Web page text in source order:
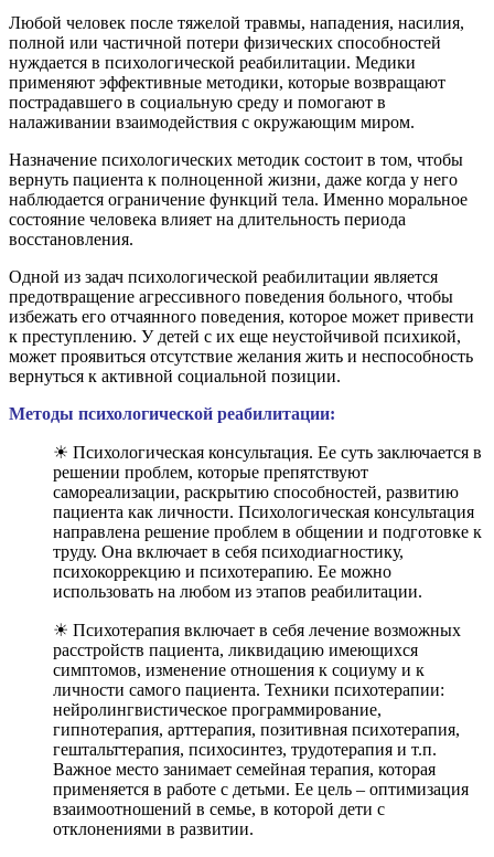
Любой человек после тяжелой травмы, нападения, насилия,
полной или частичной потери физических способностей
нуждается в психологической реабилитации. Медики
применяют эффективные методики, которые возвращают
пострадавшего в социальную среду и помогают в
налаживании взаимодействия с окружающим миром.
Назначение психологических методик состоит в том, чтобы
вернуть пациента к полноценной жизни, даже когда у него
наблюдается ограничение функций тела. Именно моральное
состояние человека влияет на длительность периода
восстановления.
Одной из задач психологической реабилитации является
предотвращение агрессивного поведения больного, чтобы
избежать его отчаянного поведения, которое может привести
к преступлению. У детей с их еще неустойчивой психикой,
может проявиться отсутствие желания жить и неспособность
вернуться к активной социальной позиции.
Методы психологической реабилитации:
☀ Психологическая консультация. Ее суть заключается в
решении проблем, которые препятствуют
самореализации, раскрытию способностей, развитию
пациента как личности. Психологическая консультация
направлена решение проблем в общении и подготовке к
труду. Она включает в себя психодиагностику,
психокоррекцию и психотерапию. Ее можно
использовать на любом из этапов реабилитации.
☀ Психотерапия включает в себя лечение возможных
расстройств пациента, ликвидацию имеющихся
симптомов, изменение отношения к социуму и к
личности самого пациента. Техники психотерапии:
нейролингвистическое программирование,
гипнотерапия, арттерапия, позитивная психотерапия,
гештальттерапия, психосинтез, трудотерапия и т.п.
Важное место занимает семейная терапия, которая
применяется в работе с детьми. Ее цель – оптимизация
взаимоотношений в семье, в которой дети с
отклонениями в развитии.